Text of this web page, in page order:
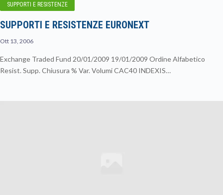
SUPPORTI E RESISTENZE
SUPPORTI E RESISTENZE EURONEXT
Ott 13, 2006
Exchange Traded Fund 20/01/2009 19/01/2009 Ordine Alfabetico
Resist. Supp. Chiusura % Var. Volumi CAC40 INDEXIS…